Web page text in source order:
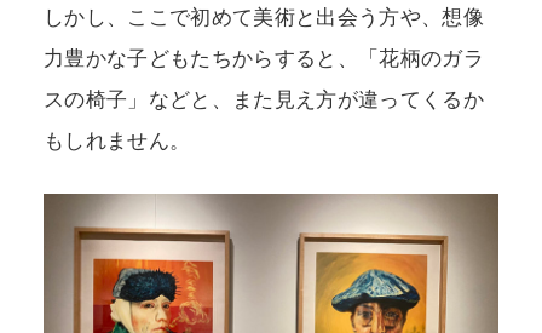
しかし、ここで初めて美術と出会う方や、想像
力豊かな子どもたちからすると、「花柄のガラ
スの椅子」などと、また見え方が違ってくるか
もしれません。